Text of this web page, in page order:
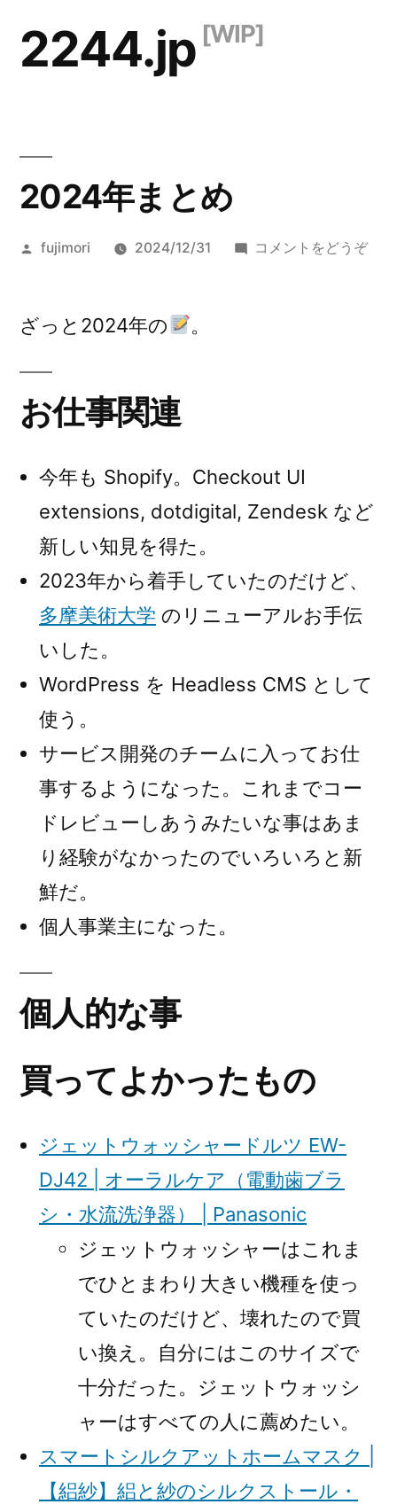
2244.jp
2024年まとめ
投
fujimori 2024/12/31 コメントをどうぞ
ざっと2024年の 。
お仕事関連
今年も Shopify。Checkout UI
extensions, dotdigital, Zendesk など
新しい知見を得た。
2023年から着手していたのだけど、
多摩美術大学 のリニューアルお手伝
いした。
WordPress を Headless CMS として
使う。
サービス開発のチームに入ってお仕
事するようになった。これまでコー
ドレビューしあうみたいな事はあま
り経験がなかったのでいろいろと新
鮮だ。
個人事業主になった。
個人的な事
買ってよかったもの
ジェットウォッシャードルツ EW-
DJ42 | オーラルケア（電動歯ブラ
シ・水流洗浄器） | Panasonic
ジェットウォッシャーはこれま
でひとまわり大きい機種を使っ
ていたのだけど、壊れたので買
い換え。自分にはこのサイズで
十分だった。ジェットウォッシ
ャーはすべての人に薦めたい。
スマートシルクアットホームマスク |
【絽紗】絽と紗のシルクストール・